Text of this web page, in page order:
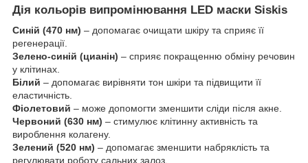
Дія кольорів випромінювання LED маски Siskis
Синій (470 нм) – допомагає очищати шкіру та сприяє її
регенерації.
Зелено-синій (цианін) – сприяє покращенню обміну речовин
у клітинах.
Білий – допомагає вирівняти тон шкіри та підвищити її
еластичність.
Фіолетовий – може допомогти зменшити сліди після акне.
Червоний (630 нм) – стимулює клітинну активність та
вироблення колагену.
Зелений (520 нм) – допомагає зменшити набряклість та
регулювати роботу сальних залоз.